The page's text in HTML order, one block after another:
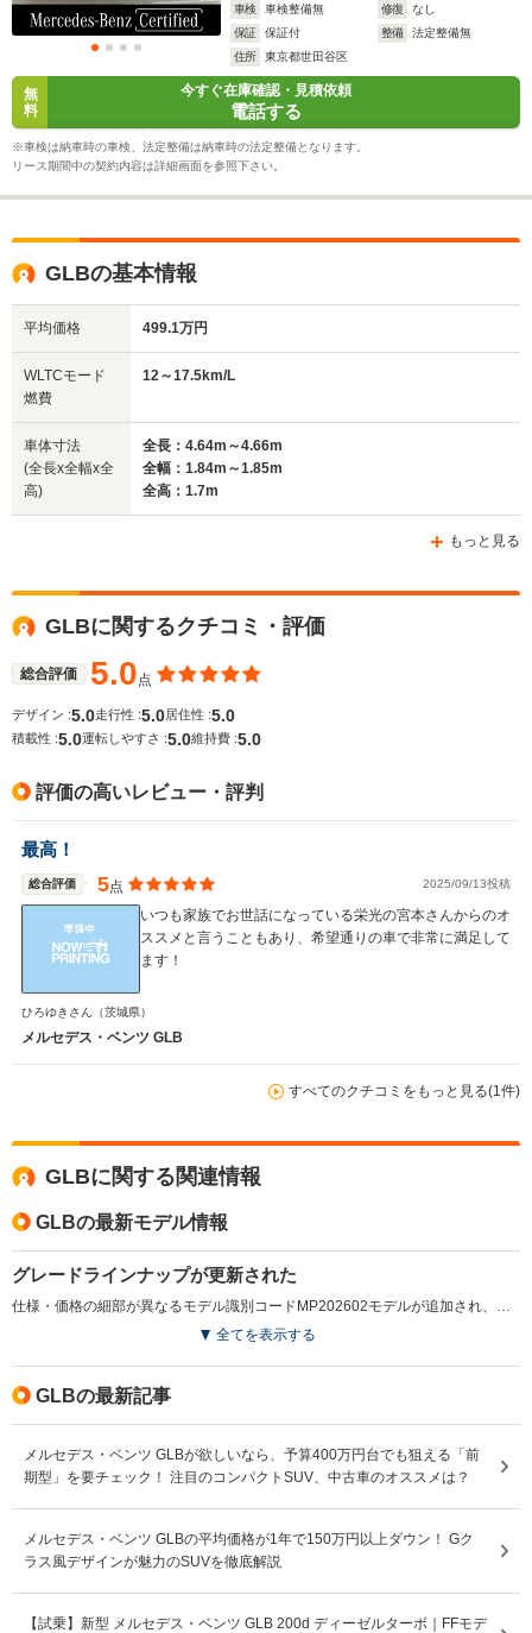
車検 車検整備無 修復
なし
保証
保証付 整備
法定整備無
住所
東京都世田谷区
無
料
今すぐ在庫確認・見積依頼
電話する
※車検は納車時の車検、法定整備は納車時の法定整備となります。
リース期間中の契約内容は詳細画面を参照下さい。
GLBの基本情報
平均価格 499.1万円
WLTCモード
燃費
12～17.5km/L
車体寸法
(全長x全幅x全
高)
全長：4.64m～4.66m
全幅：1.84m～1.85m
全高：1.7m
もっと見る
GLBに関するクチコミ・評価
総合評価 5.0点
デザイン :5.0走行性 :5.0 居住性 :5.0
積載性 :5.0運転しやすさ :5.0維持費 :5.0
評価の高いレビュー・評判
最高！
総合評価 5点 2025/09/13投稿
いつも家族でお世話になっている栄光の宮本さんからのオ
ススメと言うこともあり、希望通りの車で非常に満足して
ます！
ひろゆきさん （茨城県）
メルセデス・ベンツ GLB
すべてのクチコミをもっと見る(1件)
GLBに関する関連情報
GLBの最新モデル情報
グレードラインナップが更新された
全てを表示する
GLBの最新記事
メルセデス・ベンツ GLBが欲しいなら、予算400万円台でも狙える「前
期型」を要チェック！ 注目のコンパクトSUV、中古車のオススメは？
メルセデス・ベンツ GLBの平均価格が1年で150万円以上ダウン！ Gク
ラス風デザインが魅力のSUVを徹底解説
【試乗】新型 メルセデス・ベンツ GLB 200d ディーゼルターボ｜FFモデ